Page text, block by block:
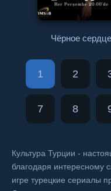
Чёрное сердце
1 2
7 8
Культура Турции -
благодаря интересному
игре турецкие сериалы